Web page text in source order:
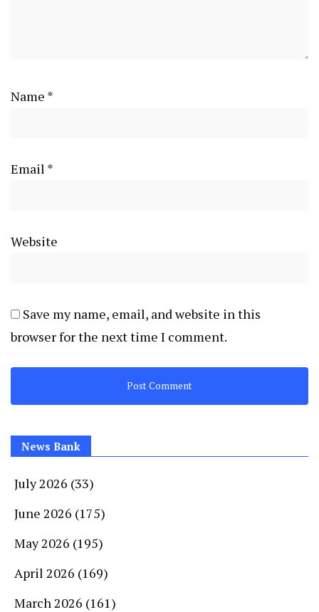
Name *
Email *
Website
Save my name, email, and website in this
browser for the next time I comment.
News Bank
July 2026 (33)
June 2026 (175)
May 2026 (195)
April 2026 (169)
March 2026 (161)